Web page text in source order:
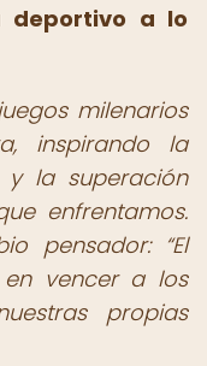
deportivo a lo
milenarios
inspirando la
y la superación
enfrentamos.
pensador:
El
vencer a los
propias